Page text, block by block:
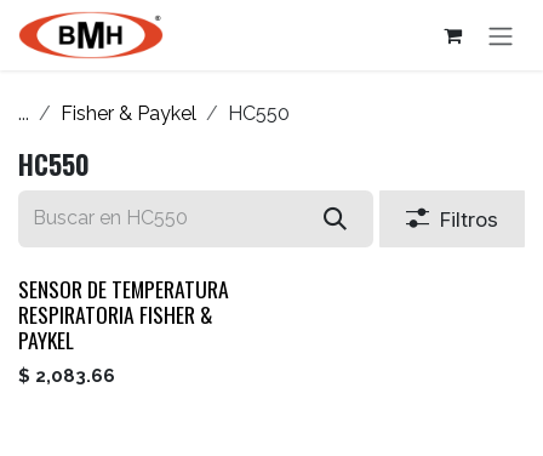
Ir al contenido
... Fisher & Paykel HC550
HC550
Filtros
SENSOR DE TEMPERATURA
RESPIRATORIA FISHER &
PAYKEL
$ 2,083.66